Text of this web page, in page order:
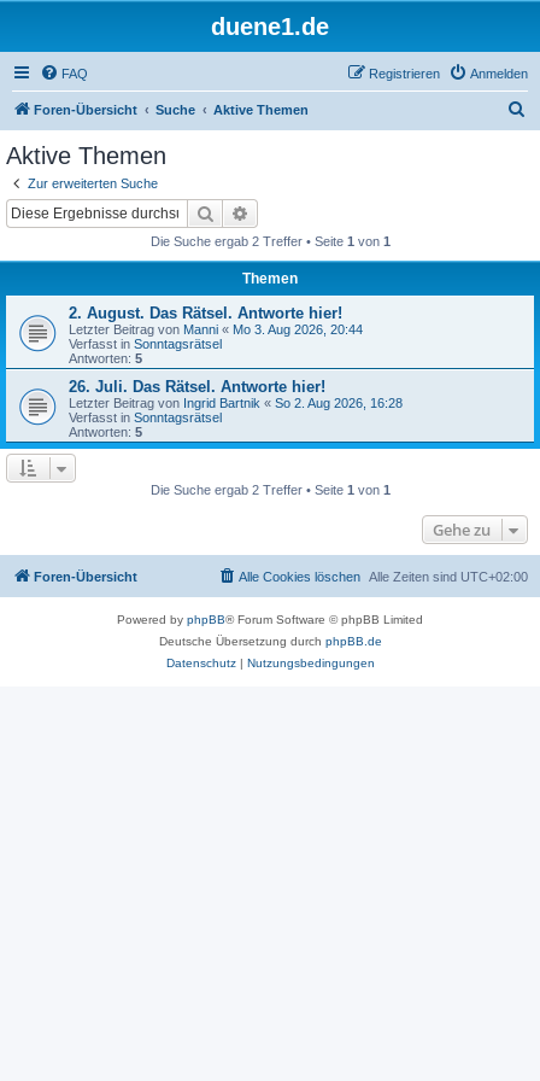
duene1.de
FAQ Anmelden
Registrieren
Foren-Übersicht Suche Aktive Themen
Aktive Themen
Zur erweiterten Suche
Suche
Die Suche ergab 2 Treffer • Seite 1 von 1
Themen
2. August. Das Rätsel. Antworte hier!
Letzter Beitrag von Manni « Mo 3. Aug 2026, 20:44
Verfasst in Sonntagsrätsel
Antworten: 5
26. Juli. Das Rätsel. Antworte hier!
Letzter Beitrag von Ingrid Bartnik « So 2. Aug 2026, 16:28
Verfasst in Sonntagsrätsel
Antworten: 5
Die Suche ergab 2 Treffer • Seite 1 von 1
Gehe zu
Foren-Übersicht Alle Zeiten sind UTC+02:00
Alle Cookies löschen
Powered by phpBB® Forum Software © phpBB Limited
Deutsche Übersetzung durch phpBB.de
Datenschutz| Nutzungsbedingungen